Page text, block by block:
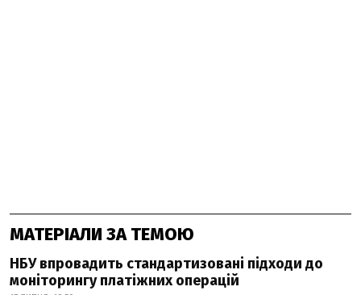
МАТЕРІАЛИ ЗА ТЕМОЮ
НБУ впровадить стандартизовані підходи до
моніторингу платіжних операцій